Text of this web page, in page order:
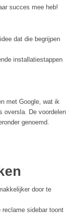
succes mee heb!
dat die begrijpen
installatiestappen
met Google, wat ik
oversla. De voordelen
genoemd.
door te
sidebar toont